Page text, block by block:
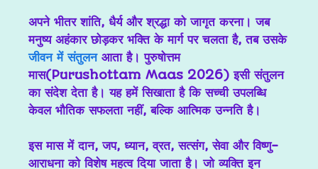
अपने भीतर शांति, धैर्य और श्रद्धा को जागृत करना। जब
मनुष्य अहंकार छोड़कर भक्ति के मार्ग पर चलता है, तब उसके
जीवन में संतुलनआता है। पुरुषोत्तम
मास(Purushottam Maas 2026) इसी संतुलन
का संदेश देता है। यह हमें सिखाता है कि सच्ची उपलब्धि
केवल भौतिक सफलता नहीं, बल्कि आत्मिक उन्नति है।
इस मास में दान, जप, ध्यान, व्रत, सत्संग, सेवा और विष्णु-
आराधना को विशेष महत्व दिया जाता है। जो व्यक्ति इन